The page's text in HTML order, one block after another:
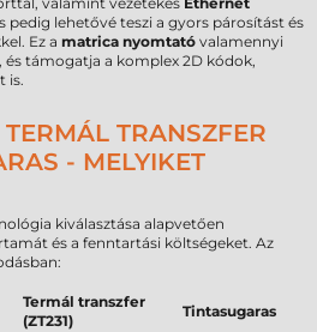
pedig lehetővé teszi a gyors párosítást és
Ez a matrica nyomtató valamennyi
támogatja a komplex 2D kódok,
is.
TRANSZFER
- MELYIKET
kiválasztása alapvetően
és a fenntartási költségeket. Az
Termál transzfer
(ZT231)
Tintasugaras